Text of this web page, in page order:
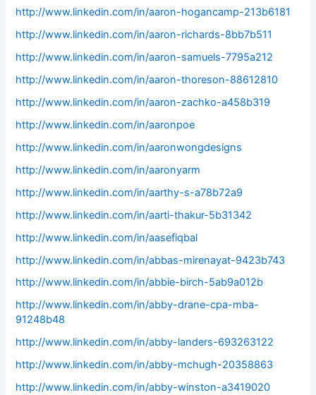
http://www.linkedin.com/in/aaron-hogancamp-213b6181
http://www.linkedin.com/in/aaron-richards-8bb7b511
http://www.linkedin.com/in/aaron-samuels-7795a212
http://www.linkedin.com/in/aaron-thoreson-88612810
http://www.linkedin.com/in/aaron-zachko-a458b319
http://www.linkedin.com/in/aaronpoe
http://www.linkedin.com/in/aaronwongdesigns
http://www.linkedin.com/in/aaronyarm
http://www.linkedin.com/in/aarthy-s-a78b72a9
http://www.linkedin.com/in/aarti-thakur-5b31342
http://www.linkedin.com/in/aasefiqbal
http://www.linkedin.com/in/abbas-mirenayat-9423b743
http://www.linkedin.com/in/abbie-birch-5ab9a012b
http://www.linkedin.com/in/abby-drane-cpa-mba-
91248b48
http://www.linkedin.com/in/abby-landers-693263122
http://www.linkedin.com/in/abby-mchugh-20358863
http://www.linkedin.com/in/abby-winston-a3419020